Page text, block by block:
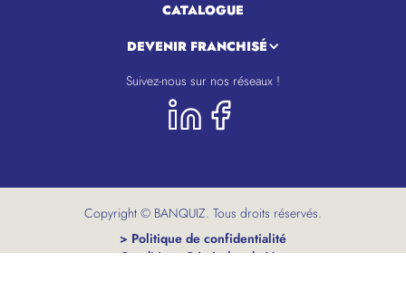
CATALOGUE
DEVENIR FRANCHISÉ
Suivez-nous sur nos réseaux !
Copyright © BANQUIZ. Tous droits réservés.
> Politique de confidentialité
> Conditions Générales de Vente